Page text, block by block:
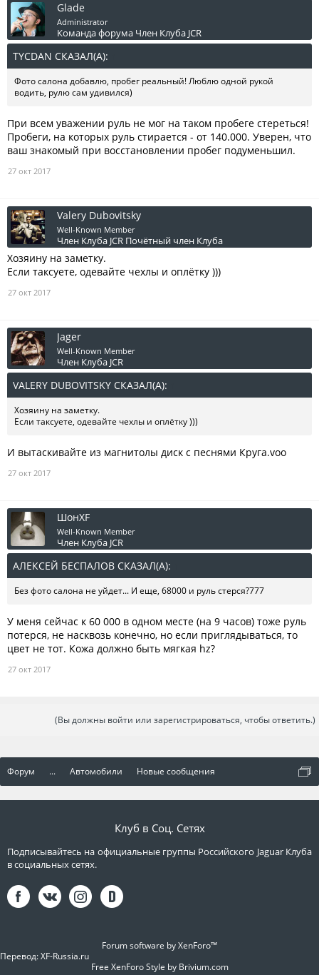
Glade
Administrator
Команда форума Член Клуба JCR
TYCDAN СКАЗАЛ(А):
Фото салона добавлю, пробег реальный! Люблю одной рукой
водить, рулю сам удивился)
При всем уважении руль не мог на таком пробеге стереться!
Пробеги, на которых руль стирается - от 140.000. Уверен, что
ваш знакомый при восстановлении пробег подуменьшил.
27 окт 2017
Valery Dubovitsky
Well-Known Member
Член Клуба JCR Почётный член Клуба
Хозяину на заметку.
Если таксуете, одевайте чехлы и оплётку )))
27 окт 2017
Jager
Well-Known Member
Член Клуба JCR
VALERY DUBOVITSKY СКАЗАЛ(А):
Хозяину на заметку.
Если таксуете, одевайте чехлы и оплётку )))
И вытаскивайте из магнитолы диск с песнями Круга.voo
27 окт 2017
ШонXF
Well-Known Member
Член Клуба JCR
АЛЕКСЕЙ БЕСПАЛОВ СКАЗАЛ(А):
Без фото салона не уйдет... И еще, 68000 и руль стерся?777
У меня сейчас к 60 000 в одном месте (на 9 часов) тоже руль
потерся, не насквозь конечно, но если приглядываться, то
цвет не тот. Кожа должно быть мягкая hz?
27 окт 2017
(Вы должны войти или зарегистрироваться, чтобы ответить.)
Форум ... Автомобили Новые сообщения
Клуб в Соц. Сетях
Подписывайтесь на официальные группы Российского Jaguar Клуба
в социальных сетях.
Forum software by XenForo™
Перевод:XF-Russia.ru
Free XenForo Style by Brivium.com